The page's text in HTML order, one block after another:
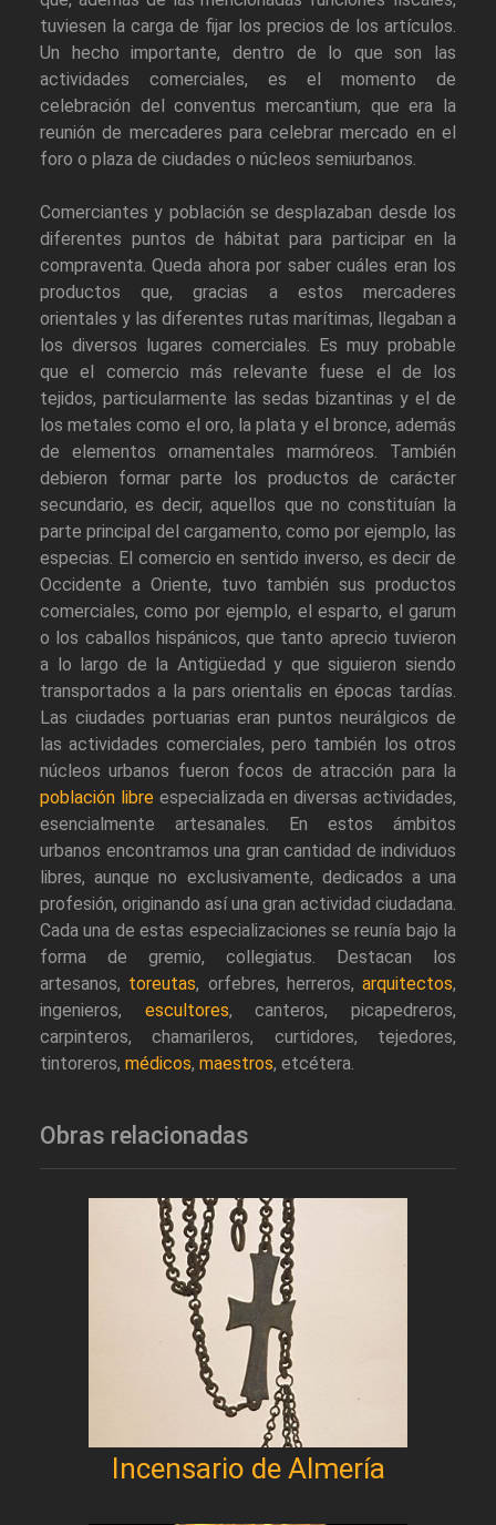
tuviesen la carga de fijar los precios de los artículos.
Un hecho importante, dentro de lo que son las
actividades comerciales, es el momento de
celebración del conventus mercantium, que era la
reunión de mercaderes para celebrar mercado en el
foro o plaza de ciudades o núcleos semiurbanos.
Comerciantes y población se desplazaban desde los
diferentes puntos de hábitat para participar en la
compraventa. Queda ahora por saber cuáles eran los
productos que, gracias a estos mercaderes
orientales y las diferentes rutas marítimas, llegaban a
los diversos lugares comerciales. Es muy probable
que el comercio más relevante fuese el de los
tejidos, particularmente las sedas bizantinas y el de
los metales como el oro, la plata y el bronce, además
de elementos ornamentales marmóreos. También
debieron formar parte los productos de carácter
secundario, es decir, aquellos que no constituían la
parte principal del cargamento, como por ejemplo, las
especias. El comercio en sentido inverso, es decir de
Occidente a Oriente, tuvo también sus productos
comerciales, como por ejemplo, el esparto, el garum
o los caballos hispánicos, que tanto aprecio tuvieron
a lo largo de la Antigüedad y que siguieron siendo
transportados a la pars orientalis en épocas tardías.
Las ciudades portuarias eran puntos neurálgicos de
las actividades comerciales, pero también los otros
núcleos urbanos fueron focos de atracción para la
población libre especializada en diversas actividades,
esencialmente artesanales. En estos ámbitos
urbanos encontramos una gran cantidad de individuos
libres, aunque no exclusivamente, dedicados a una
profesión, originando así una gran actividad ciudadana.
Cada una de estas especializaciones se reunía bajo la
forma de gremio, collegiatus. Destacan los
artesanos, toreutas, orfebres, herreros, arquitectos,
ingenieros, escultores, canteros, picapedreros,
carpinteros, chamarileros, curtidores, tejedores,
tintoreros, médicos, maestros, etcétera.
Obras relacionadas
Incensario de Almería